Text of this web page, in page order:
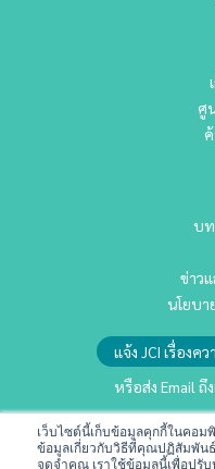
เว็บไซต์นี้เก็บข้อมูลคุกกี้ในคอม
ข้อมูลเกี่ยวกับวิธีที่คุณปฏิสัมพันธ์
จดจำคุณ เราใช้ข้อมูลนี้เพื่อปรับ
ศู
บ
ข่าว
นโยบา
แจ้ง JCI เรื่อง
หรือส่ง Email ถึ
นัก